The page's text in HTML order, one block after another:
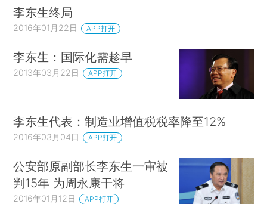
李东生终局
2016年01月22日 APP打开
李东生：国际化需趁早
2013年03月22日 APP打开
李东生代表：制造业增值税税率降至12%
2016年03月04日 APP打开
公安部原副部长李东生一审被
判15年 为周永康干将
2016年01月12日 APP打开